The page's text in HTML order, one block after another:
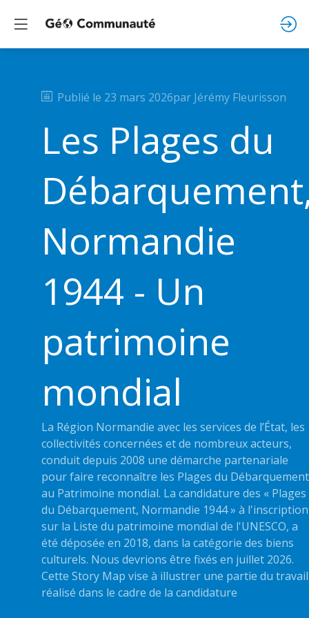
Publié le 23 mars 2026par Jérémy Fleurisson
Les Plages du
Normandie
1944 - Un
patrimoine
mondial
La Région Normandie avec les services de l’État, les
collectivités concernées et de nombreux acteurs,
conduit depuis 2008 une démarche partenariale
pour faire reconnaître les Plages du Débarquement
au Patrimoine mondial. La candidature des « Plages
du Débarquement, Normandie 1944 » à l'inscription
sur la Liste du patrimoine mondial de l'UNESCO, a
été déposée en 2018, dans la catégorie des biens
culturels. Nous devrions être fixés en juillet 2026.
Cette Story Map vise à illustrer une partie du travail
réalisé dans le cadre de la candidature